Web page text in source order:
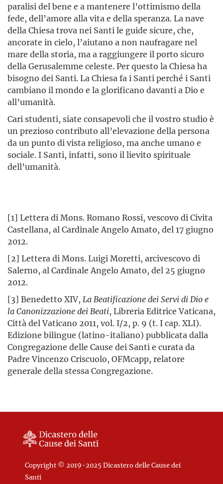
paralisi del bene e a mantenere l’ottimismo della
fede, dell’amore alla vita e della speranza. La nave
della Chiesa trova nei Santi le guide sicure, che,
ancorate in cielo, l’aiutano a non naufragare nel
mare della storia, ma a raggiungere il porto sicuro
della Gerusalemme celeste. Per questo la Chiesa ha
bisogno dei Santi. La Chiesa fa i Santi perché i Santi
cambiano il mondo e la glorificano davanti a Dio e
all’umanità.
Cari studenti, siate consapevoli che il vostro studio è
un prezioso contributo all’elevazione della persona
da un punto di vista religioso, ma anche umano e
sociale. I Santi, infatti, sono il lievito spirituale
dell’umanità.
[1] Lettera di Mons. Romano Rossi, vescovo di Civita
Castellana, al Cardinale Angelo Amato, del 17 giugno
2012.
[2] Lettera di Mons. Luigi Moretti, arcivescovo di
Salerno, al Cardinale Angelo Amato, del 25 giugno
2012.
[3] Benedetto XIV, La Beatificazione dei Servi di Dio e
la Canonizzazione dei Beati, Libreria Editrice Vaticana,
Città del Vaticano 2011, vol. I/2, p. 9 (t. I cap. XLI).
Edizione bilingue (latino-italiano) pubblicata dalla
Congregazione delle Cause dei Santi e curata da
Padre Vincenzo Criscuolo, OFMcapp, relatore
generale della stessa Congregazione.
Copyright © 2019-2025 Dicastero delle Cause dei
Santi